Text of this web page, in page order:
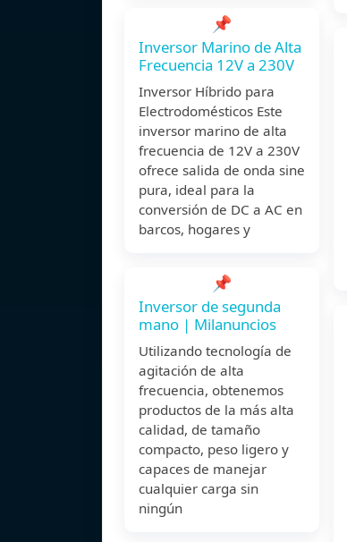
📌
Inversor Marino de Alta
Frecuencia 12V a 230V
Inversor Híbrido para
Electrodomésticos Este
inversor marino de alta
frecuencia de 12V a 230V
ofrece salida de onda sine
pura, ideal para la
conversión de DC a AC en
barcos, hogares y
📌
Inversor de segunda
mano | Milanuncios
Utilizando tecnología de
agitación de alta
frecuencia, obtenemos
productos de la más alta
calidad, de tamaño
compacto, peso ligero y
capaces de manejar
cualquier carga sin
ningún